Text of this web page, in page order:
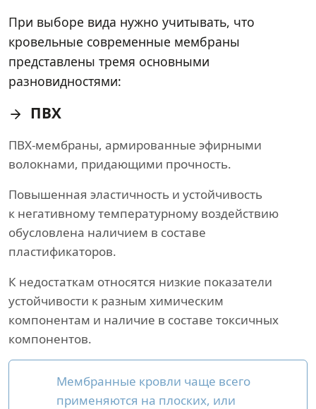
При выборе вида нужно учитывать, что
кровельные современные мембраны
представлены тремя основными
разновидностями:
ПВХ
ПВХ-мембраны, армированные эфирными
волокнами, придающими прочность.
Повышенная эластичность и устойчивость
к негативному температурному воздействию
обусловлена наличием в составе
пластификаторов.
К недостаткам относятся низкие показатели
устойчивости к разным химическим
компонентам и наличие в составе токсичных
компонентов.
Мембранные кровли чаще всего
применяются на плоских, или